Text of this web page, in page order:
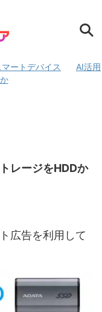
マートデバイス
AI活用
レージをHDDか
広告を利用して